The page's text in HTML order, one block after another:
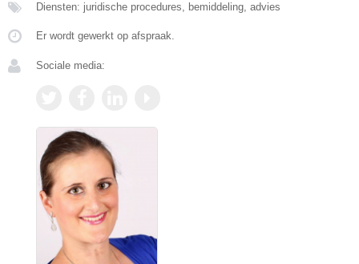
Diensten: juridische procedures, bemiddeling, advies
Er wordt gewerkt op afspraak.
Sociale media: